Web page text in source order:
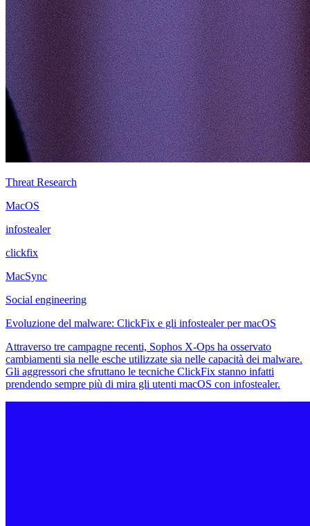
Threat Research
MacOS
infostealer
clickfix
MacSync
Social engineering
Evoluzione del malware: ClickFix e gli infostealer per macOS
Attraverso tre campagne recenti, Sophos X-Ops ha osservato
cambiamenti sia nelle esche utilizzate sia nelle capacità dei malware.
Gli aggressori che sfruttano le tecniche ClickFix stanno infatti
prendendo sempre più di mira gli utenti macOS con infostealer.